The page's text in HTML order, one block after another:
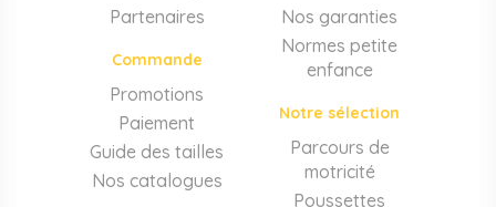
séparation. Tout le matériel pour aménager une structure
conforme aux normes PMI.
Matériel de puériculture professionnel
Poussettes 3 et 4 places, transats, chaises hautes, sièges
auto, biberons et stérilisateurs, peèse-bébé, écoute-bébé,
thermomètres. Notre
gamme puériculture collectivité
couvre tous les besoins quotidiens des EAJE.
Partenaires
Commande
Promotions
Paiement
Guide des tailles
Nos catalogues
Nos garanties
Normes petite
enfance
Notre sélection
Parcours de
motricité
Poussettes